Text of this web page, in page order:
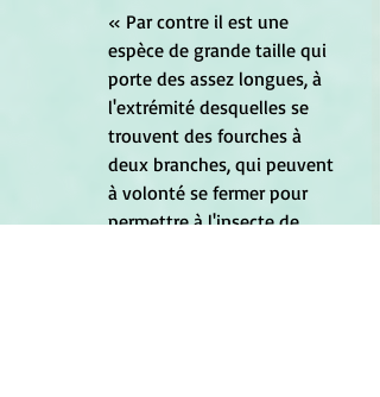
« Par contre il est une
espèce de grande taille qui
porte des assez longues, à
l'extrémité desquelles se
trouvent des fourches à
deux branches, qui peuvent
à volonté se fermer pour
permettre à l'insecte de